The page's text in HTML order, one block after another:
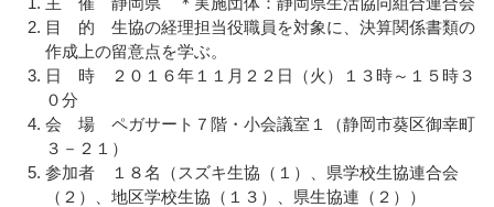
目 的 生協の経理担当役職員を対象に、決算関係書類の
作成上の留意点を学ぶ。
日 時 ２０１６年１１月２２日（火）１３時～１５時３
０分
会 場 ペガサート７階・小会議室１（静岡市葵区御幸町
３－２１）
参加者 １８名（スズキ生協（１）、県学校生協連合会
（２）、地区学校生協（１３）、県生協連（２））